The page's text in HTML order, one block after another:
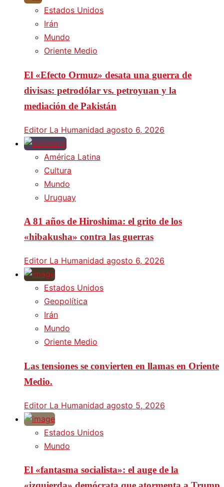
Estados Unidos
Irán
Mundo
Oriente Medio
El «Efecto Ormuz» desata una guerra de
divisas: petrodólar vs. petroyuan y la
mediación de Pakistán
Editor La Humanidad agosto 6, 2026
América Latina
Cultura
Mundo
Uruguay
A 81 años de Hiroshima: el grito de los
«hibakusha» contra las guerras
Editor La Humanidad agosto 6, 2026
Estados Unidos
Geopolítica
Irán
Mundo
Oriente Medio
Las tensiones se convierten en llamas en Oriente
Medio.
Editor La Humanidad agosto 5, 2026
Estados Unidos
Mundo
El «fantasma socialista»: el auge de la